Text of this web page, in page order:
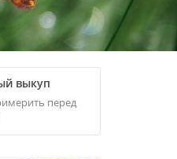
выкуп
перед